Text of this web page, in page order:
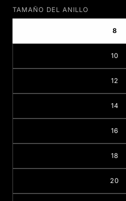
TAMAÑO DEL ANILLO
8
10
12
14
16
18
20